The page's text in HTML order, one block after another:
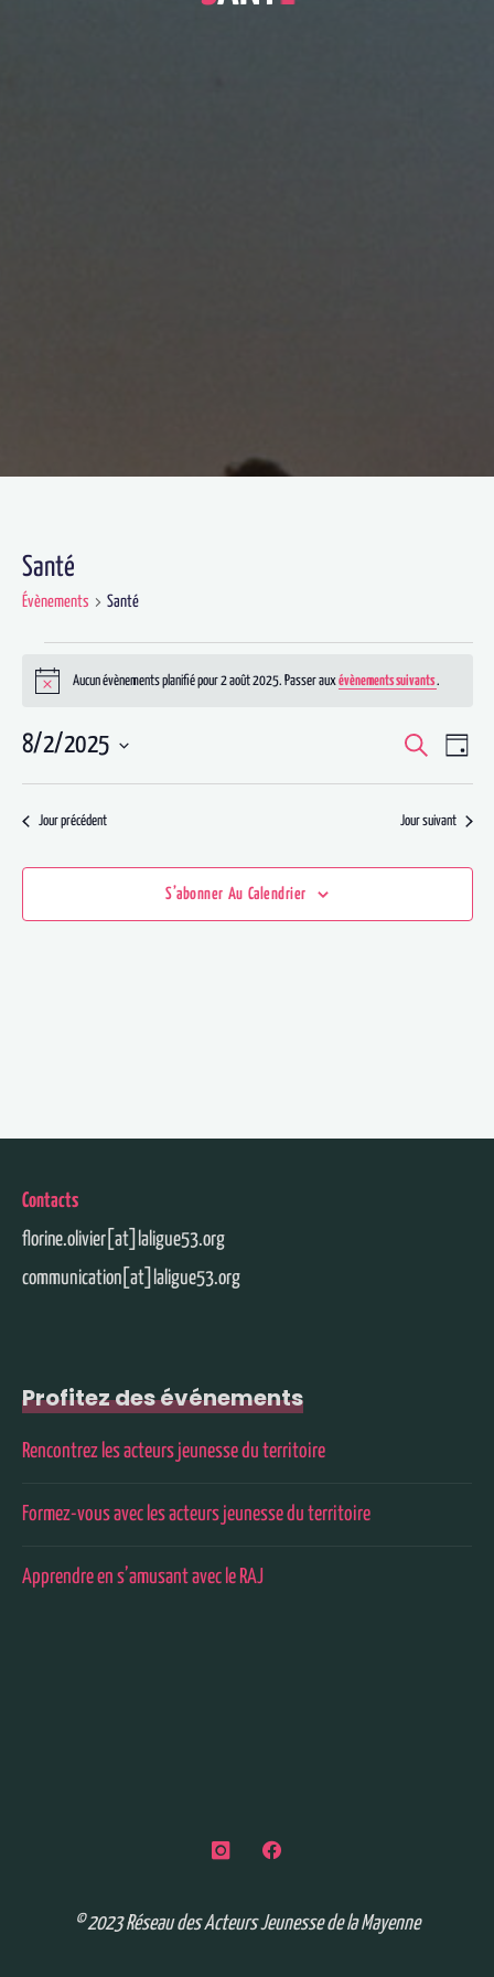
Santé
Évènements Santé
Notice
Aucun évènements planifié pour 2 août 2025. Passer auxévènements suivants.
et
de
Recherche
Jour
8/2/2025
Sélectionnez
une
date.
Jour précédent Jour suivant
S’abonner Au Calendrier
Contacts
florine.olivier[at]laligue53.org
communication[at]laligue53.org
Profitez des événements
Rencontrez les acteurs jeunesse du territoire
Formez-vous avec les acteurs jeunesse du territoire
Apprendre en s’amusant avec le RAJ
© 2023 Réseau des Acteurs Jeunesse de la Mayenne